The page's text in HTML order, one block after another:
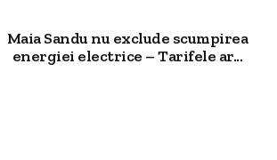
Maia Sandu nu exclude scumpirea
energiei electrice – Tarifele ar...